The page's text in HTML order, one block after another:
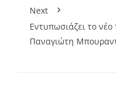
Next
Εντυπωσιάζει το νέο
Παναγιώτη